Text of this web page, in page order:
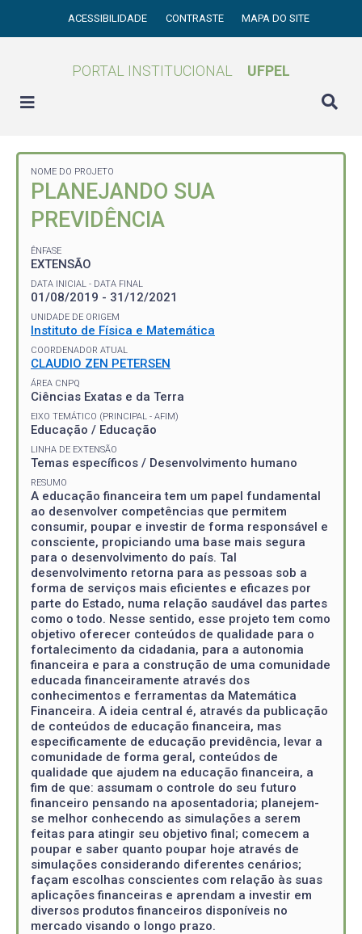
ACESSIBILIDADE CONTRASTE MAPA DO SITE
PORTAL INSTITUCIONAL UFPEL
NOME DO PROJETO
PLANEJANDO SUA
PREVIDÊNCIA
ÊNFASE
EXTENSÃO
DATA INICIAL - DATA FINAL
01/08/2019 - 31/12/2021
UNIDADE DE ORIGEM
Instituto de Física e Matemática
COORDENADOR ATUAL
CLAUDIO ZEN PETERSEN
ÁREA CNPQ
Ciências Exatas e da Terra
EIXO TEMÁTICO (PRINCIPAL - AFIM)
Educação / Educação
LINHA DE EXTENSÃO
Temas específicos / Desenvolvimento humano
RESUMO
A educação financeira tem um papel fundamental
ao desenvolver competências que permitem
consumir, poupar e investir de forma responsável e
consciente, propiciando uma base mais segura
para o desenvolvimento do país. Tal
desenvolvimento retorna para as pessoas sob a
forma de serviços mais eficientes e eficazes por
parte do Estado, numa relação saudável das partes
como o todo. Nesse sentido, esse projeto tem como
objetivo oferecer conteúdos de qualidade para o
fortalecimento da cidadania, para a autonomia
financeira e para a construção de uma comunidade
educada financeiramente através dos
conhecimentos e ferramentas da Matemática
Financeira. A ideia central é, através da publicação
de conteúdos de educação financeira, mas
especificamente de educação previdência, levar a
comunidade de forma geral, conteúdos de
qualidade que ajudem na educação financeira, a
fim de que: assumam o controle do seu futuro
financeiro pensando na aposentadoria; planejem-
se melhor conhecendo as simulações a serem
feitas para atingir seu objetivo final; comecem a
poupar e saber quanto poupar hoje através de
simulações considerando diferentes cenários;
façam escolhas conscientes com relação às suas
aplicações financeiras e aprendam a investir em
diversos produtos financeiros disponíveis no
mercado visando o longo prazo.